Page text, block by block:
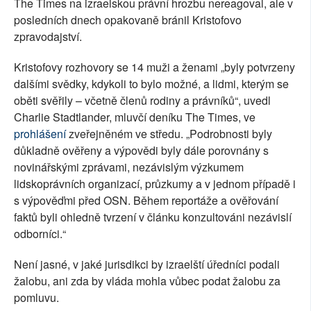
The Times na izraelskou právní hrozbu nereagoval, ale v
posledních dnech opakovaně bránil Kristofovo
zpravodajství.
Kristofovy rozhovory se 14 muži a ženami „byly potvrzeny
dalšími svědky, kdykoli to bylo možné, a lidmi, kterým se
oběti svěřily – včetně členů rodiny a právníků“, uvedl
Charlie Stadtlander, mluvčí deníku The Times, ve
prohlášenízveřejněném ve středu. „Podrobnosti byly
důkladně ověřeny a výpovědi byly dále porovnány s
novinářskými zprávami, nezávislým výzkumem
lidskoprávních organizací, průzkumy a v jednom případě i
s výpověďmi před OSN. Během reportáže a ověřování
faktů byli ohledně tvrzení v článku konzultováni nezávislí
odborníci.“
Není jasné, v jaké jurisdikci by izraelští úředníci podali
žalobu, ani zda by vláda mohla vůbec podat žalobu za
pomluvu.